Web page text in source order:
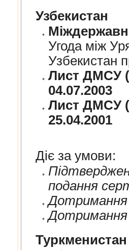
Узбекистан
Угода між
Узбекистан
Лист ДМСУ
04.07.2003
Лист ДМСУ
25.04.2001
Діє за умови:
подання
Дотримання
Дотримання
Туркменистан